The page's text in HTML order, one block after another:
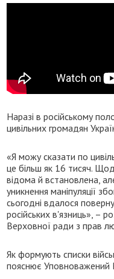
Наразі в російському
цивільних громадян
«Я можу сказати по
це більш як 16 тисяч.
відома й встановлена,
уникнення маніпуляції
сьогодні вдалося
російських в'язниць», –
Верховної ради з прав
Як формують списки
пояснює Уповноважений